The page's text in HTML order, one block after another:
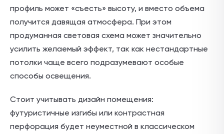
профиль может «съесть» высоту, и вместо объема
получится давящая атмосфера. При этом
продуманная световая схема может значительно
усилить желаемый эффект, так как нестандартные
потолки чаще всего подразумевают особые
способы освещения.
Стоит учитывать дизайн помещения:
футуристичные изгибы или контрастная
перфорация будет неуместной в классическом